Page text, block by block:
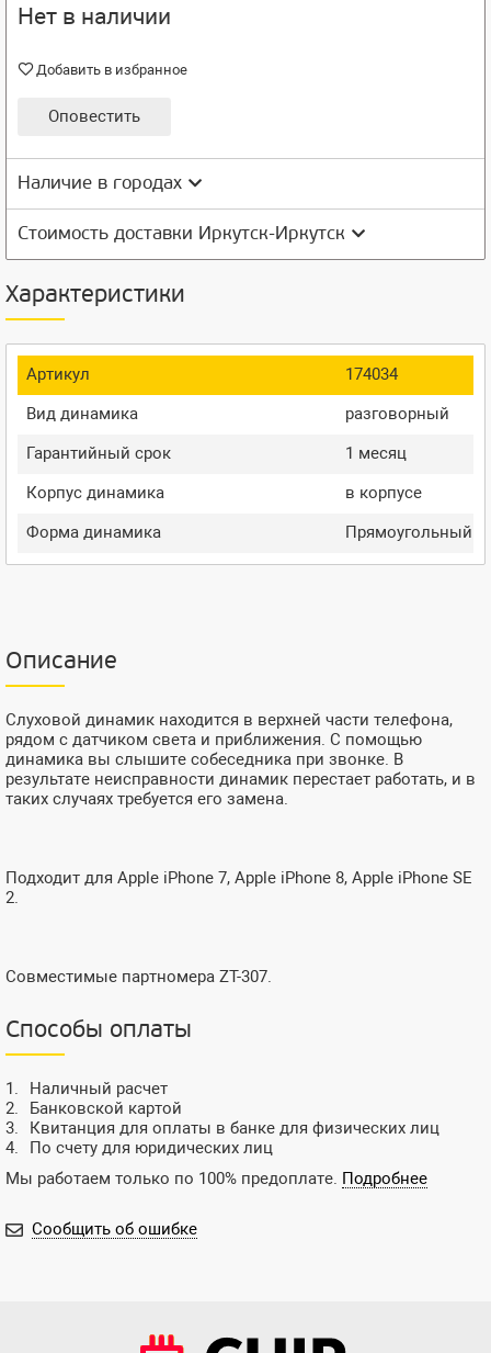
Нет в наличии
Добавить в избранное
Оповестить
Наличие в городах
Стоимость доставки Иркутск-Иркутск
Характеристики
Артикул
174034
Вид динамика
разговорный
Гарантийный срок
1 месяц
Корпус динамика
в корпусе
Форма динамика
Прямоугольный
Описание
Слуховой динамик находится в верхней части телефона,
рядом с датчиком света и приближения. С помощью
динамика вы слышите собеседника при звонке. В
результате неисправности динамик перестает работать, и в
таких случаях требуется его замена.
Подходит для Apple iPhone 7, Apple iPhone 8, Apple iPhone SE
2.
Совместимые партномера ZT-307.
Способы оплаты
Наличный расчет
Банковской картой
Квитанция для оплаты в банке для физических лиц
По счету для юридических лиц
Мы работаем только по 100% предоплате. Подробнее
Сообщить об ошибке